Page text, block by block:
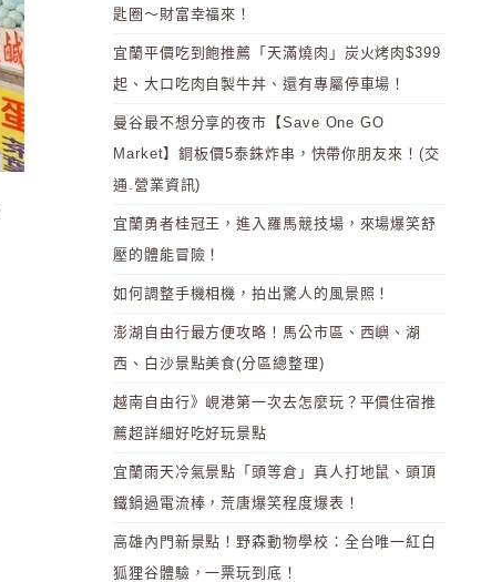
匙圈～財富幸福來！
宜蘭平價吃到飽推薦「天滿燒肉」炭火烤肉$399
起、大口吃肉自製牛丼、還有專屬停車場！
曼谷最不想分享的夜市【Save One GO
Market】銅板價5泰銖炸串，快帶你朋友來！(交
通.營業資訊)
宜蘭勇者桂冠王，進入羅馬競技場，來場爆笑舒
壓的體能冒險！
如何調整手機相機，拍出驚人的風景照！
澎湖自由行最方便攻略！馬公市區、西嶼、湖
西、白沙景點美食(分區總整理)
越南自由行》峴港第一次去怎麼玩？平價住宿推
薦超詳細好吃好玩景點
宜蘭雨天冷氣景點「頭等倉」真人打地鼠、頭頂
鐵鍋過電流棒，荒唐爆笑程度爆表！
高雄內門新景點！野森動物學校：全台唯一紅白
狐狸谷體驗，一票玩到底！